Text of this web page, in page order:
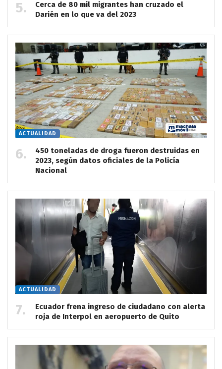
Cerca de 80 mil migrantes han cruzado el
Darién en lo que va del 2023
ACTUALIDAD
450 toneladas de droga fueron destruidas en
2023, según datos oficiales de la Policía
Nacional
ACTUALIDAD
Ecuador frena ingreso de ciudadano con alerta
roja de Interpol en aeropuerto de Quito